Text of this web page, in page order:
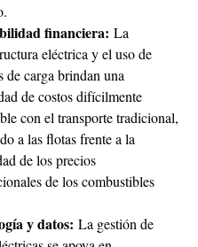
financiera: La
eléctrica y el uso de
de carga brindan una
de costos difícilmente
con el transporte tradicional,
a las flotas frente a la
de los precios
de los combustibles
y datos: La gestión de